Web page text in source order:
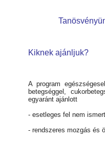
Kiknek ajánljuk?
A program
betegséggel,
egyaránt ajánlott
- esetleges fel nem
- rendszeres mozgás és